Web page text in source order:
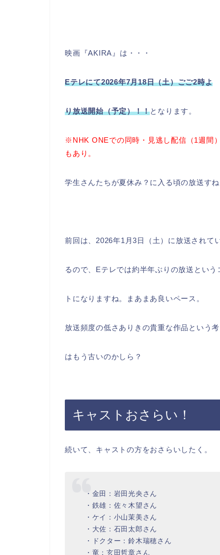
映画『AKIRA』は・・・
Eテレにて2026年7月18日（土）ごご2時よ
り放送開始（予定）！！となります。
※NHK ONEでの同時・見逃し配信（1週間）
も あり。
学生さんたちが夏休み？に入る頃の放送すね
前回は、2026年1月3日（土）に放送されて
るので、Eテレでは約半年ぶりの放送という
トになりますね。まあまあ良いペース。
放送頻度の低さありきの貴重な作品という考
はもう古いのかしら？
キャストおさらい！
続いて、キャストの方をおさらいしたく。
・金田：岩田光央さん
・鉄雄：佐々木望さん
・ケイ：小山茉美さん
・大佐：石田太郎さん
・ドクター：鈴木瑞穂さん
・竜：玄田哲章さん